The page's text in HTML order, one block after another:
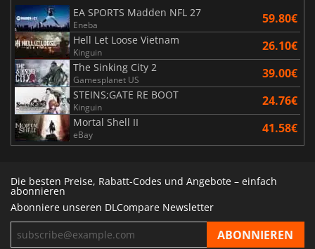
EA SPORTS Madden NFL 27
Eneba 59.80€
Hell Let Loose Vietnam
Kinguin 26.10€
The Sinking City 2
Gamesplanet US 39.00€
STEINS;GATE RE BOOT
Kinguin 24.76€
Mortal Shell II
eBay 41.58€
Die besten Preise, Rabatt-Codes und Angebote – einfach
abonnieren
Abonniere unseren DLCompare Newsletter